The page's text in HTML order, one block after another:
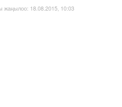
жаңылоо: 18.08.2015, 10:03